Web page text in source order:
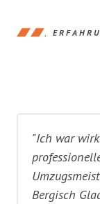
"Ich war
Bergisch